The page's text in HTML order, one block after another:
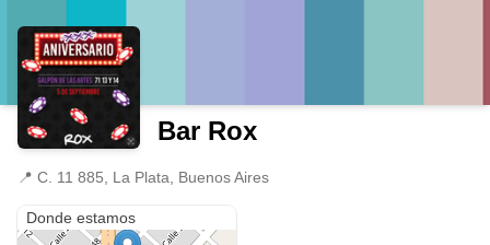
Bar Rox
📍 C. 11 885, La Plata, Buenos Aires
Donde estamos